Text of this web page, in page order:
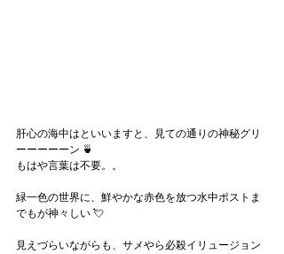
肝心の海中はといいますと、見ての通りの神秘グリ
ーーーーーン 🍵
もはや言葉は不要。。
緑一色の世界に、鮮やかな赤色を放つ水中ポストま
でもが神々しい 💘
見えづらいながらも、サメやら必殺イリュージョン